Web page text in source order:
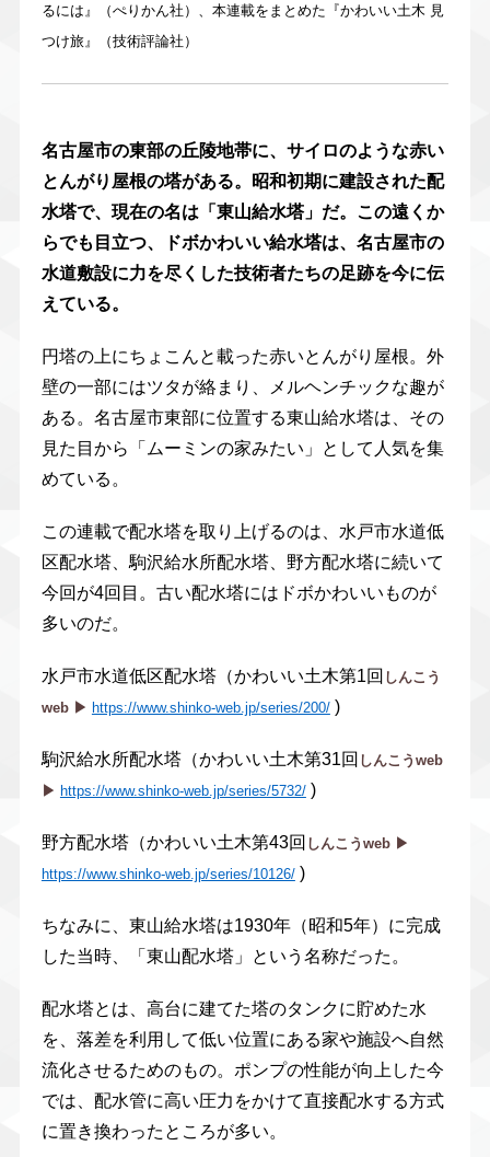
るには』（ぺりかん社）、本連載をまとめた『かわいい土木 見
つけ旅』（技術評論社）
名古屋市の東部の丘陵地帯に、サイロのような赤い
とんがり屋根の塔がある。昭和初期に建設された配
水塔で、現在の名は「東山給水塔」だ。この遠くか
らでも目立つ、ドボかわいい給水塔は、名古屋市の
水道敷設に力を尽くした技術者たちの足跡を今に伝
えている。
円塔の上にちょこんと載った赤いとんがり屋根。外
壁の一部にはツタが絡まり、メルヘンチックな趣が
ある。名古屋市東部に位置する東山給水塔は、その
見た目から「ムーミンの家みたい」として人気を集
めている。
この連載で配水塔を取り上げるのは、水戸市水道低
区配水塔、駒沢給水所配水塔、野方配水塔に続いて
今回が4回目。古い配水塔にはドボかわいいものが
多いのだ。
水戸市水道低区配水塔（かわいい土木第1回 しんこう
web ▶︎ https://www.shinko-web.jp/series/200/)
駒沢給水所配水塔（かわいい土木第31回 しんこうweb
▶︎ https://www.shinko-web.jp/series/5732/)
野方配水塔（かわいい土木第43回 しんこうweb ▶︎
https://www.shinko-web.jp/series/10126/)
ちなみに、東山給水塔は1930年（昭和5年）に完成
した当時、「東山配水塔」という名称だった。
配水塔とは、高台に建てた塔のタンクに貯めた水
を、落差を利用して低い位置にある家や施設へ自然
流化させるためのもの。ポンプの性能が向上した今
では、配水管に高い圧力をかけて直接配水する方式
に置き換わったところが多い。